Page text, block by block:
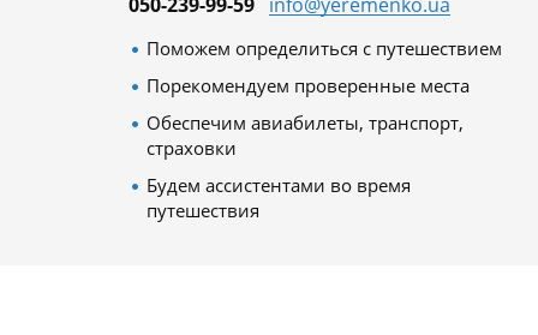
Поможем определиться с путешествием
Порекомендуем проверенные места
Обеспечим авиабилеты, транспорт,
страховки
Будем ассистентами во время
путешествия